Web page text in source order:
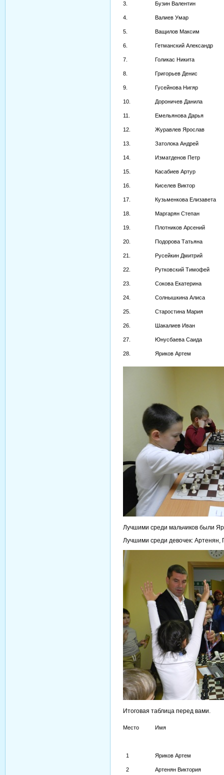
3. Бузин Валентин
4. Валиев Умар
5. Ващилов Максим
6. Гетманский Александр
7. Голикас Никита
8. Григорьев Денис
9. Гусейнова Нигяр
10. Дороничев Данила
11. Емельянова Дарья
12. Журавлев Ярослав
13. Затолока Андрей
14. Изматденов Петр
15. Касабиев Артур
16. Киселев Виктор
17. Кузьменкова Елизавета
18. Маргарян Степан
19. Плотников Арсений
20. Подорова Татьяна
21. Русейкин Дмитрий
22. Рутковский Тимофей
23. Сокова Екатерина
24. Солнышкина Алиса
25. Старостина Мария
26. Шакалиев Иван
27. Юнусбаева Саида
28. Яриков Артем
Лучшими среди мальчиков были
Лучшими среди девочек: Артенян,
Итоговая таблица перед вами.
Место Имя
1 Яриков Артем
2 Артенян Виктория